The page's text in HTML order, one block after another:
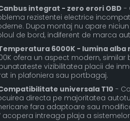
integrat - zero erori OBD -
rezistentei electrice
Dupa montaj nu apare
de bord, indiferent de marca
6000K - lumina
ofera un aspect modern, similar
vizibilitatea placii de
in plafoniera sau portbagaj.
universala T10 -
directa pe majoritatea
fara adaptoare sau
acopera intreaga plaja a sistemelor